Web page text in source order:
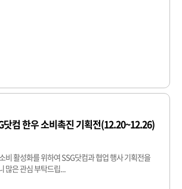
닷컴 한우 소비촉진 기획전(12.20~12.26)
비 활성화를 위하여 SSG닷컴과 협업 행사 기획전을
많은 관심 부탁드립...